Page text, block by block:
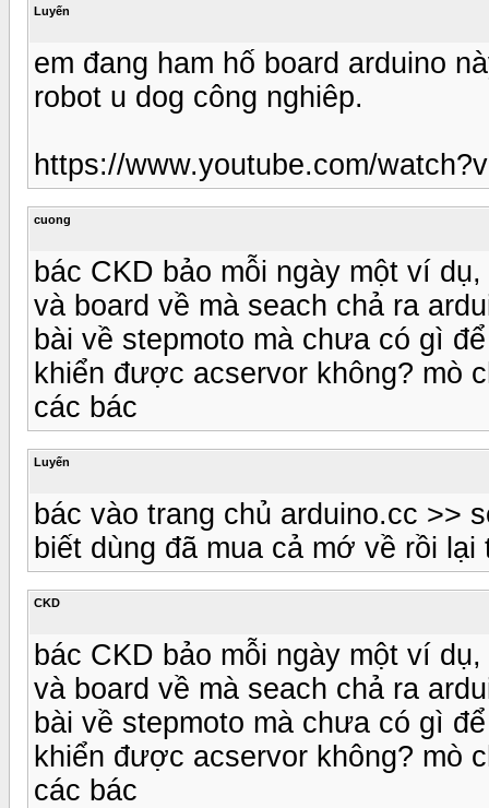
Luyến
em đang ham hố board arduino
robot u dog công nghiêp.
https://www.youtube.com/
cuong
bác CKD bảo mỗi ngày một ví
và board về mà seach chả ra
bài về stepmoto mà chưa có gì
khiển được acservor không? mò
các bác
Luyến
bác vào trang chủ arduino.cc >>
biết dùng đã mua cả mớ về rồi
CKD
bác CKD bảo mỗi ngày một ví
và board về mà seach chả ra
bài về stepmoto mà chưa có gì
khiển được acservor không? mò
các bác